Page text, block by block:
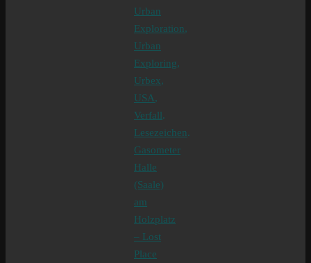
Urban
Exploration,
Urban
Exploring,
Urbex,
USA,
Verfall.
Lesezeichen.
Gasometer
Halle
(Saale)
am
Holzplatz
– Lost
Place